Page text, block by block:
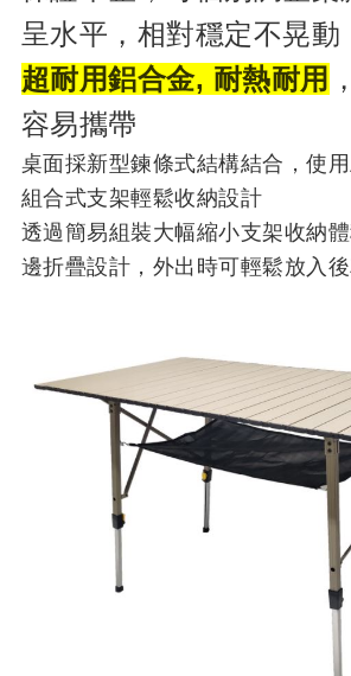
呈水平，相對穩定不晃動
超耐用鋁合金, 耐熱耐用
容易攜帶
桌面採新型鍊條式結構結合，使
組合式支架輕鬆收納設計
透過簡易組裝大幅縮小支架收納
邊折疊設計，外出時可輕鬆放入